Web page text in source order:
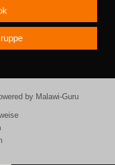
by Malawi-Guru